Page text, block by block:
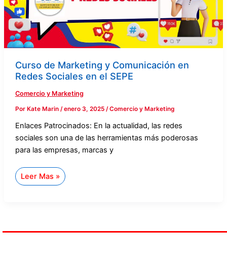
Curso de Marketing y Comunicación en
Redes Sociales en el SEPE
Comercio y Marketing
Por Kate Marin /enero 3, 2025 /Comercio y Marketing
Enlaces Patrocinados: En la actualidad, las redes
sociales son una de las herramientas más poderosas
para las empresas, marcas y
Leer Mas »